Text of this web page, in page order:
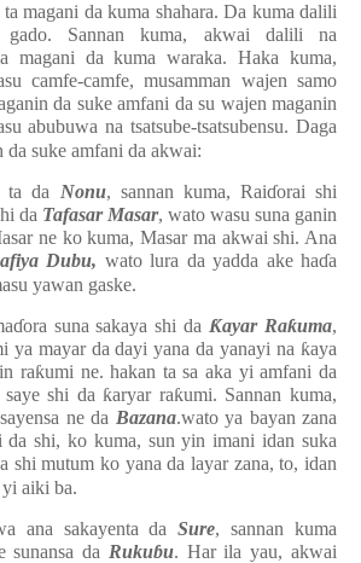
ta magani da kuma shahara. Da kuma dalili
gado. Sannan kuma, akwai dalili na
magani da kuma waraka. Haka kuma,
camfe-camfe, musamman wajen samo
da suke amfani da su wajen maganin
abubuwa na tsatsube-tsatsubensu. Daga
suke amfani da akwai:
ta da Nonu, sannan kuma, Raiɗorai shi
da Tafasar Masar, wato wasu suna ganin
ne ko kuma, Masar ma akwai shi. Ana
Dubu, wato lura da yadda ake haɗa
yawan gaske.
ɗora suna sakaya shi da Ƙayar Raƙuma,
ya mayar da dayi yana da yanayi na ƙaya
raƙumi ne. hakan ta sa aka yi amfani da
shi da ƙaryar raƙumi. Sannan kuma,
ne da Bazana.wato ya bayan zana
da shi, ko kuma, sun yin imani idan suka
shi mutum ko yana da layar zana, to, idan
yi aiki ba.
ana sakayenta daSure, sannan kuma
sunansa da Rukuɓu. Har ila yau, akwai